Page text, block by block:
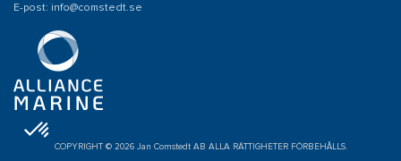
E-post: info@comstedt.se
COPYRIGHT © 2026 Jan Comstedt AB ALLA RÄTTIGHETER FÖRBEHÅLLS.